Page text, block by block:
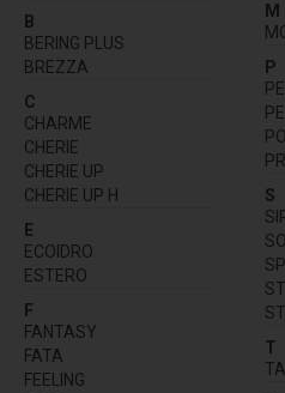
B
BERING PLUS
BREZZA
C
CHARME
CHERIE
CHERIE UP
CHERIE UP H
E
ECOIDRO
ESTERO
F
FANTASY
FATA
FEELING
M
P
S
T